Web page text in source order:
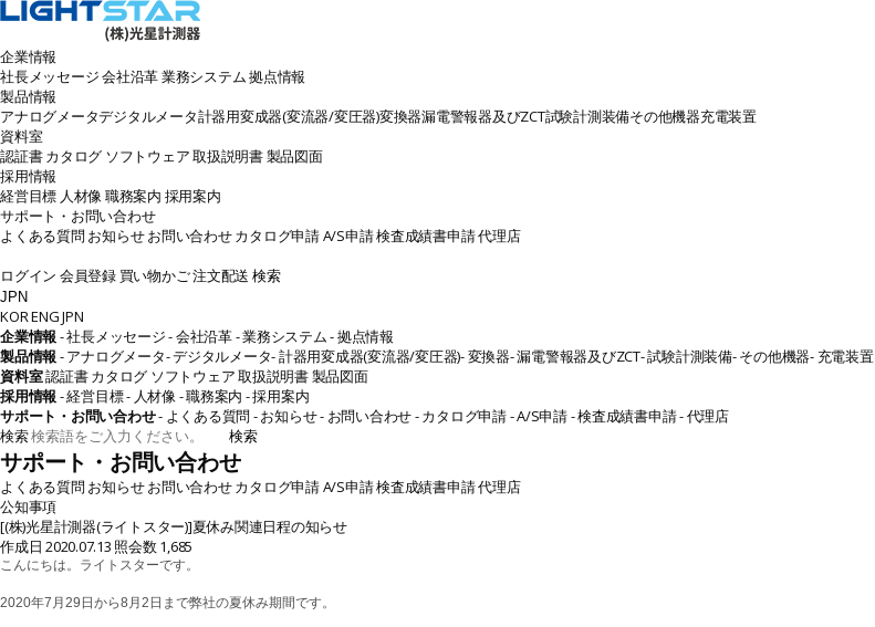
企業情報
社長メッセージ会社沿革業務システム拠点情報
製品情報
アナログメータデジタルメータ計器用変成器(変流器/変圧器)変換器漏電警報器及びZCT試験計測装備その他機器充電装置
資料室
認証書 カタログ ソフトウェア取扱説明書製品図面
採用情報
経営目標 人材像職務案内 採用案内
サポート・お問い合わせ
よくある質問 お知らせ お問い合わせカタログ申請A/S申請検査成績書申請代理店
ログイン 会員登録 買い物かご注文配送 検索
JPN
KORENGJPN
企業情報 - 社長メッセージ- 会社沿革- 業務システム- 拠点情報
製品情報 - アナログメータ- デジタルメータ- 計器用変成器(変流器/変圧器)- 変換器- 漏電警報器及びZCT- 試験計測装備- その他機器- 充電装置
資料室認証書 カタログ ソフトウェア取扱説明書製品図面
採用情報 - 経営目標- 人材像- 職務案内 - 採用案内
サポート・お問い合わせ- よくある質問 - お知らせ- お問い合わせ- カタログ申請- A/S申請- 検査成績書申請- 代理店
検索
検索
サポート・お問い合わせ
よくある質問 お知らせ お問い合わせカタログ申請A/S申請検査成績書申請代理店
公知事項
[(株)光星計測器(ライトスター)]夏休み関連日程の知らせ
作成日 2020.07.13 照会数 1,685
こんにちは。ライトスターです。
2020年7月29日から8月2日まで弊社の夏休み期間です。